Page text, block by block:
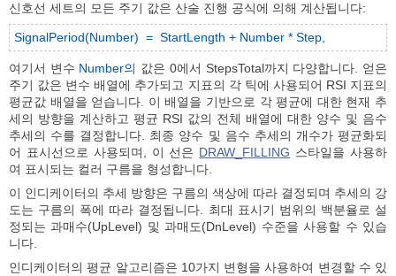
신호선 세트의 모든 주기 값은 산술 진행 공식에 의해 계산됩니다:
SignalPeriod(Number) = StartLength + Number * Step,
여기서 변수 Number의 값은 0에서 StepsTotal까지 다양합니다. 얻은
주기 값은 변수 배열에 추가되고 지표의 각 틱에 사용되어 RSI 지표의
평균값 배열을 얻습니다. 이 배열을 기반으로 각 평균에 대한 현재 추
세의 방향을 계산하고 평균 RSI 값의 전체 배열에 대한 양수 및 음수
추세의 수를 결정합니다. 최종 양수 및 음수 추세의 개수가 평균화되
어 표시선으로 사용되며, 이 선은 DRAW_FILLING 스타일을 사용하
여 표시되는 컬러 구름을 형성합니다.
이 인디케이터의 추세 방향은 구름의 색상에 따라 결정되며 추세의 강
도는 구름의 폭에 따라 결정됩니다. 최대 표시기 범위의 백분율로 설
정되는 과매수(UpLevel) 및 과매도(DnLevel) 수준을 사용할 수 있습
니다.
인디케이터의 평균 알고리즘은 10가지 변형을 사용하여 변경할 수 있